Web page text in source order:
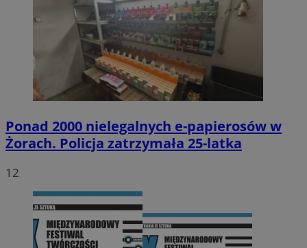
Ponad 2000 nielegalnych e-papierosów w
Żorach. Policja zatrzymała 25-latka
12